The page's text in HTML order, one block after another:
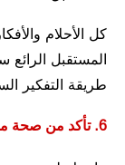
كل الأحلام
المستقبل
طريقة التفكير
6. تأكد من صحة مخاوفك ومعتقداتك